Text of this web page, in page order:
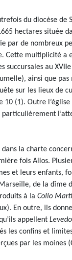
du diocèse de
hectares située
par de nombreux
Cette multiplicité a
succursales au
ainsi que pas
sur les lieux de
10 (1). Outre
dans la charte
fois Allos.
et leurs enfants,
de la dîme
à la Collo
En outre, ils
appellent
les confins et
par les moines